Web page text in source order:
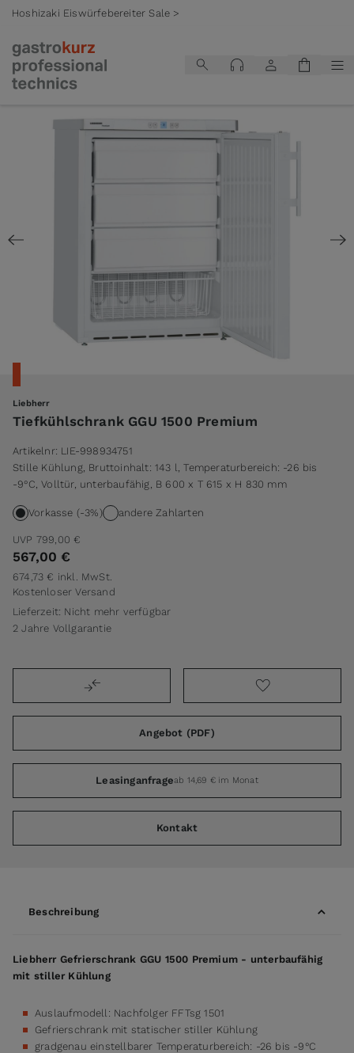
Hoshizaki Eiswürfebereiter Sale >
Liebherr
Tiefkühlschrank GGU 1500 Premium
Artikelnr: LIE-998934751
Stille Kühlung, Bruttoinhalt: 143 l, Temperaturbereich: -26 bis
-9°C, Volltür, unterbaufähig, B 600 x T 615 x H 830 mm
Vorkasse (-3%) andere Zahlarten
UVP 799,00 €
567,00 €
674,73 € inkl. MwSt.
Kostenloser Versand
Lieferzeit: Nicht mehr verfügbar
2 Jahre Vollgarantie
Angebot (PDF)
Leasinganfrageab 14,69 € im Monat
Kontakt
Beschreibung
Liebherr Gefrierschrank GGU 1500 Premium - unterbaufähig
mit stiller Kühlung
Auslaufmodell: Nachfolger FFTsg 1501
Gefrierschrank mit statischer stiller Kühlung
gradgenau einstellbarer Temperaturbereich: -26 bis -9°C